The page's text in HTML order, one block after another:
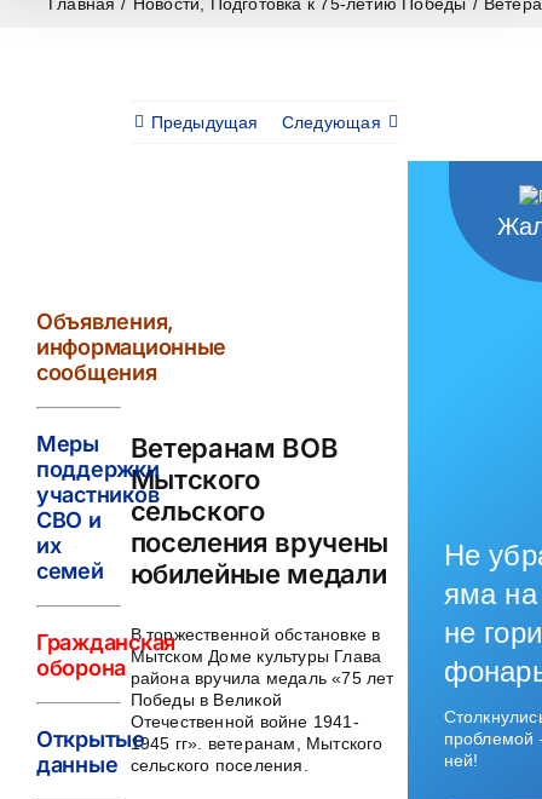
Предыдущая Следующая
Ветеранам ВОВ
Мытского
сельского
поселения вручены
юбилейные медали
В торжественной обстановке в
Мытском Доме культуры Глава
района вручила медаль «75 лет
Победы в Великой
Отечественной войне 1941-
1945 гг». ветеранам, Мытского
сельского поселения.
Объявления,
информационные
сообщения
Меры
поддержки
участников
СВО и
их
семей
Гражданская
оборона
Открытые
данные
Не
яма на
не
ней!